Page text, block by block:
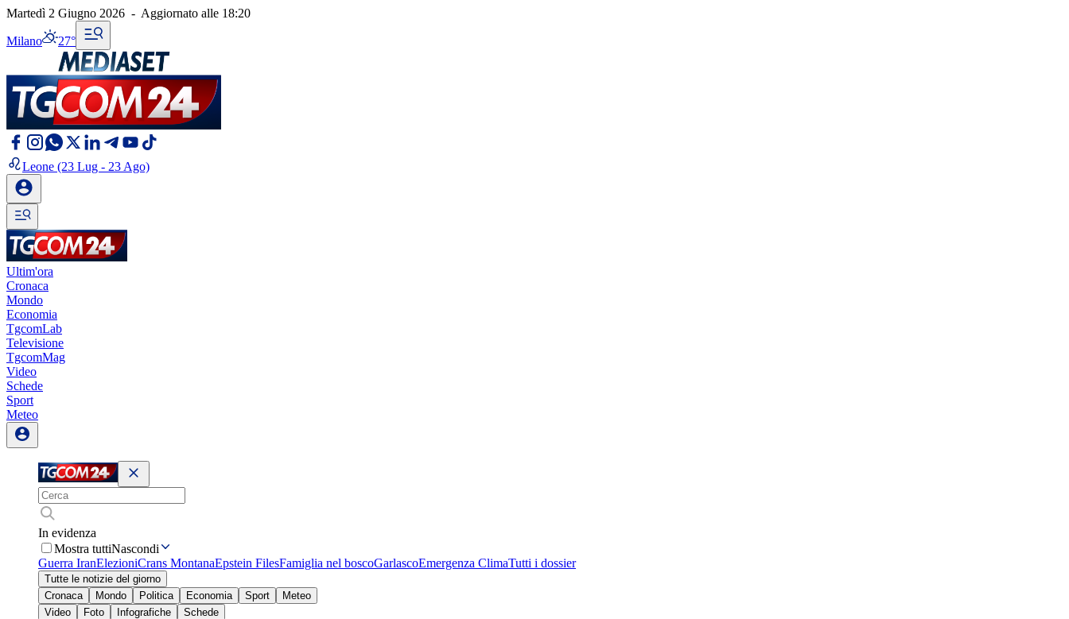
Martedì 2 Giugno 2026 - Aggiornato alle 18:20
Milano 27°
Leone (23 Lug - 23 Ago)
Ultim'ora
Cronaca
Mondo
Economia
TgcomLab
Televisione
TgcomMag
Video
Schede
Sport
Meteo
In evidenza
Mostra tuttiNascondi
Guerra IranElezioniCrans MontanaEpstein FilesFamiglia nel boscoGarlascoEmergenza ClimaTutti i dossier
Tutte le notizie del giorno
Cronaca
Mondo Politica Economia Sport
Meteo
Video
Foto Infografiche
Schede